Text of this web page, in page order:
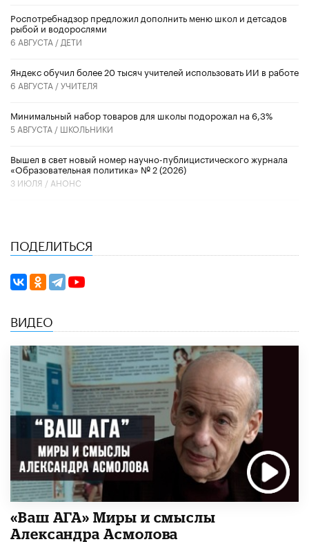
Роспотребнадзор предложил дополнить меню школ и детсадов
рыбой и водорослями
6 АВГУСТА / ДЕТИ
​Яндекс обучил более 20 тысяч учителей использовать ИИ в работе
6 АВГУСТА /УЧИТЕЛЯ
Минимальный набор товаров для школы подорожал на 6,3%
5 АВГУСТА / ШКОЛЬНИКИ
Вышел в свет новый номер научно-публицистического журнала
«Образовательная политика» № 2 (2026)
3 ИЮЛЯ / АНОНС
ПОДЕЛИТЬСЯ
ВИДЕО
«Ваш АГА» Миры и смыслы
Александра Асмолова